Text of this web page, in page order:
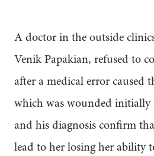
A doctor in the outside
Venik Papakian, refused to
after a medical error caused
which was wounded initially
and his diagnosis confirm
lead to her losing her ability